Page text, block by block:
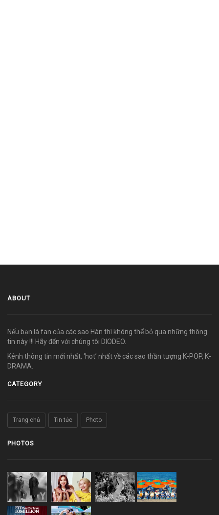
ABOUT
Nếu bạn là fan của các sao Hàn thì không thể bỏ qua những thông
tin này !!! Hãy đến với chúng tôi DIODEO.
Kênh thông tin mới nhất, ‘hot’ nhất về các sao thần tượng K-POP, K-
DRAMA.
CATEGORY
Trang chủ Tin tức Photo
PHOTOS